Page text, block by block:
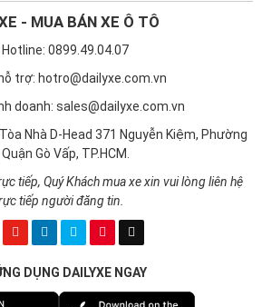
- MUA BÁN XE Ô TÔ
Hotline: 0899.49.04.07
trợ: hotro@dailyxe.com.vn
doanh: sales@dailyxe.com.vn
Nhà D-Head 371 Nguyễn Kiệm, Phường
Gò Vấp, TP.HCM.
tiếp, Quý Khách mua xe xin vui lòng liên hệ
tiếp người đăng tin.
DỤNG DAILYXE NGAY